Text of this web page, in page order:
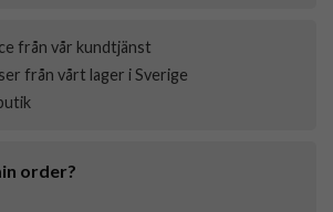
från vår kundtjänst
från vårt lager i Sverige
order?